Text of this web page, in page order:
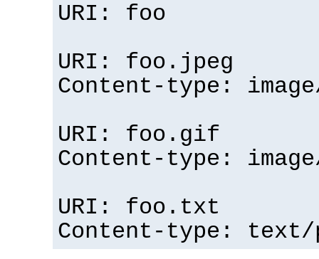
URI: foo
URI: foo.jpeg
Content-type:
URI: foo.gif
Content-type:
URI: foo.txt
Content-type: